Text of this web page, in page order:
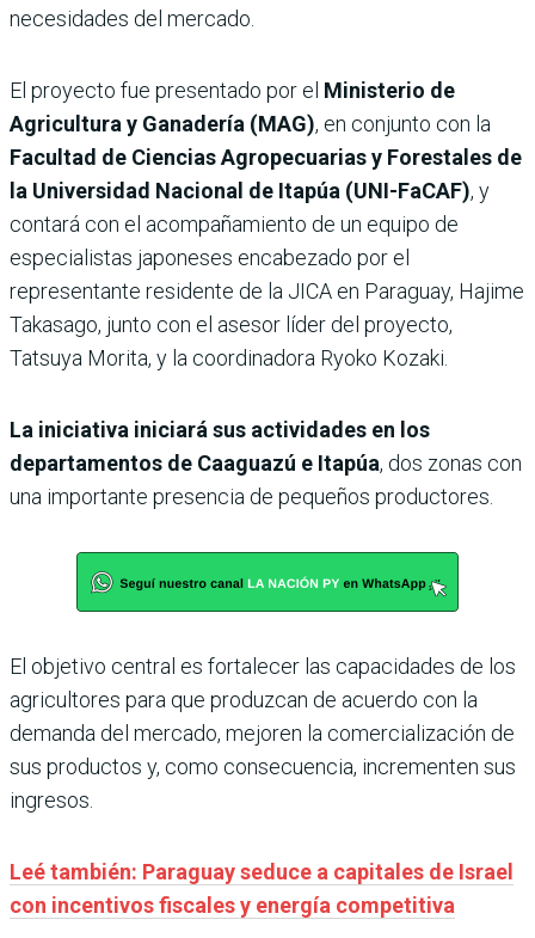
necesidades del mercado.
El proyecto fue presentado por el Ministerio de
Agricultura y Ganadería (MAG), en conjunto con la
Facultad de Ciencias Agropecuarias y Forestales de
la Universidad Nacional de Itapúa (UNI-FaCAF), y
contará con el acompañamiento de un equipo de
especialistas japoneses encabezado por el
representante residente de la JICA en Paraguay, Hajime
Takasago, junto con el asesor líder del proyecto,
Tatsuya Morita, y la coordinadora Ryoko Kozaki.
La iniciativa iniciará sus actividades en los
departamentos de Caaguazú e Itapúa, dos zonas con
una importante presencia de pequeños productores.
El objetivo central es fortalecer las capacidades de los
agricultores para que produzcan de acuerdo con la
demanda del mercado, mejoren la comercialización de
sus productos y, como consecuencia, incrementen sus
ingresos.
Leé también: Paraguay seduce a capitales de Israel
con incentivos fiscales y energía competitiva